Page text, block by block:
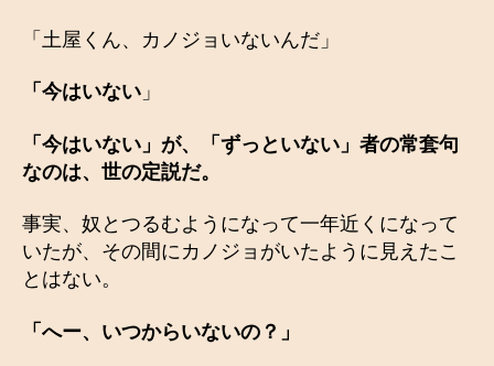
「土屋くん、カノジョいないんだ」
「今はいない 」
「今はいない」が、「ずっといない」者の常套句
なのは、世の定説だ。
事実、奴とつるむようになって一年近くになって
いたが、その間にカノジョがいたように見えたこ
とはない。
「へー、いつからいないの？」